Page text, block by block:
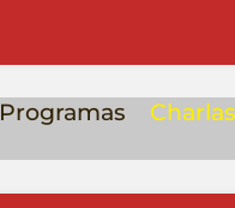
Programas Charlas